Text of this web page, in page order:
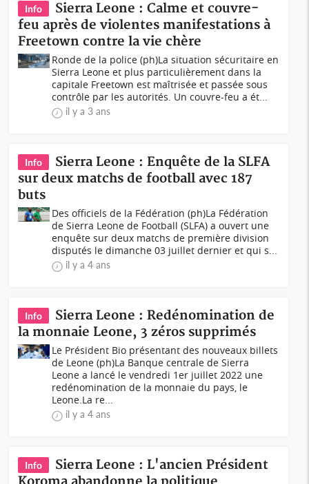
Info
Sierra Leone : Calme et couvre-
feu après de violentes manifestations à
Freetown contre la vie chère
Ronde de la police (ph)La situation sécuritaire en
Sierra Leone et plus particulièrement dans la
capitale Freetown est maîtrisée et passée sous
contrôle par les autorités. Un couvre-feu a ét...
il y a 3 ans
Info
Sierra Leone : Enquête de la SLFA
sur deux matchs de football avec 187
buts
Des officiels de la Fédération (ph)La Fédération
de Sierra Leone de Football (SLFA) a ouvert une
enquête sur deux matchs de première division
disputés le dimanche 03 juillet dernier et qui s...
il y a 4 ans
Info
Sierra Leone : Redénomination de
la monnaie Leone, 3 zéros supprimés
Le Président Bio présentant des nouveaux billets
de Leone (ph)La Banque centrale de Sierra
Leone a lancé le vendredi 1er juillet 2022 une
redénomination de la monnaie du pays, le
Leone.La re...
il y a 4 ans
Info
Sierra Leone : L'ancien Président